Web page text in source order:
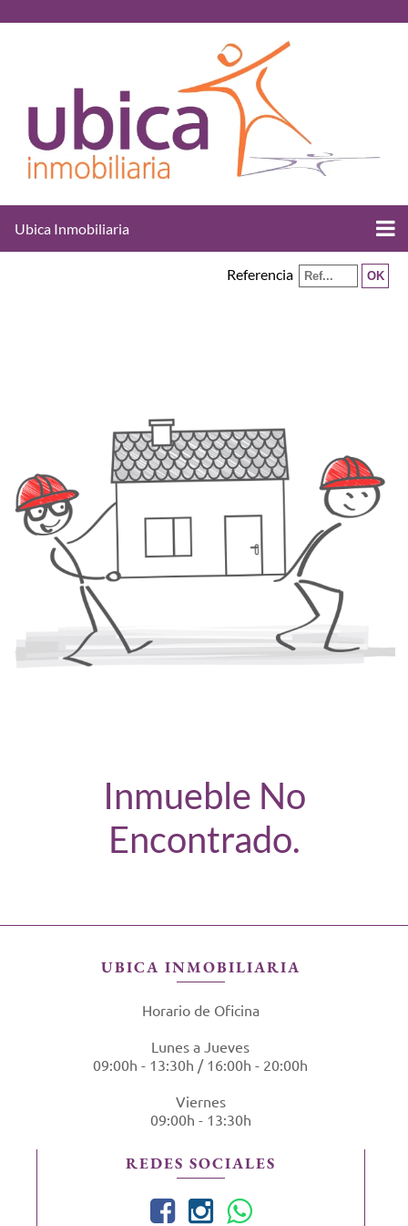
Ubica Inmobiliaria
Referencia
Inmueble No
Encontrado.
UBICA INMOBILIARIA
Horario de Oficina
Lunes a Jueves
09:00h - 13:30h / 16:00h - 20:00h
Viernes
09:00h - 13:30h
REDES SOCIALES